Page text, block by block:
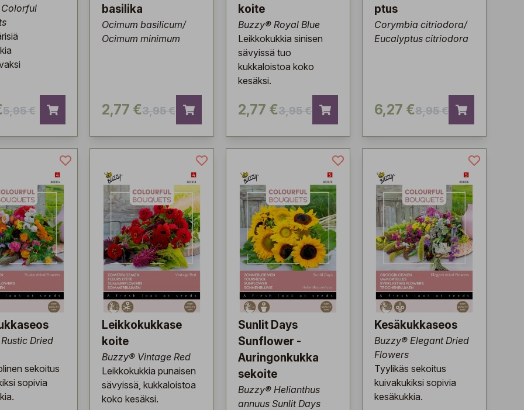
5,95 €
basilika
Ocimum basilicum/
Ocimum minimum
2,77 €3,95 €
koite
Buzzy® Royal Blue
Leikkokukkia sinisen
sävyissä tuo
kukkaloistoa koko
kesäksi.
2,77 €3,95 €
ptus
Corymbia citriodora/
Eucalyptus citriodora
6,27 €8,95 €
Dried
sekoitus
sopivia
Leikkokukkase
koite
Buzzy® Vintage Red
Leikkokukkia punaisen
sävyissä, kukkaloistoa
koko kesäksi.
Sunlit Days
Sunflower -
Auringonkukka
sekoite
Buzzy® Helianthus
annuus Sunlit Days
Kesäkukkaseos
Buzzy® Elegant Dried
Flowers
Tyylikäs sekoitus
kuivakukiksi sopivia
kesäkukkia.